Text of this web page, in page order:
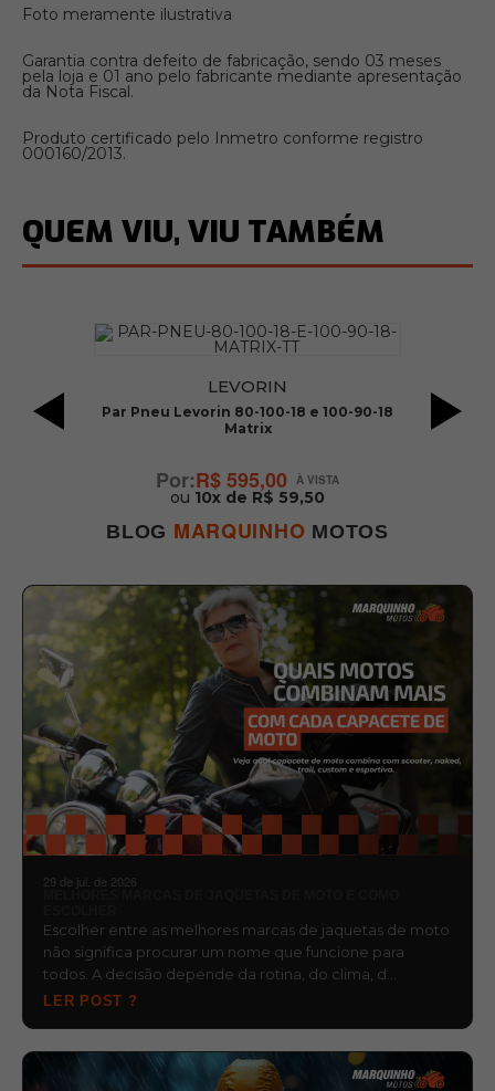
Foto meramente ilustrativa
Garantia contra defeito de fabricação, sendo 03 meses
pela loja e 01 ano pelo fabricante mediante apresentação
da Nota Fiscal.
Produto certificado pelo Inmetro conforme registro
000160/2013.
QUEM VIU, VIU TAMBÉM
LEVORIN
Par Pneu Levorin 80-100-18 e 100-90-18
Matrix
R$ 595,00
ou 10x de R$ 59,50
BLOG MARQUINHO MOTOS
29 de jul. de 2026
Escolher entre as melhores marcas de jaquetas de moto
não significa procurar um nome que funcione para
todos. A decisão depende da rotina, do clima, d…
LER POST ?